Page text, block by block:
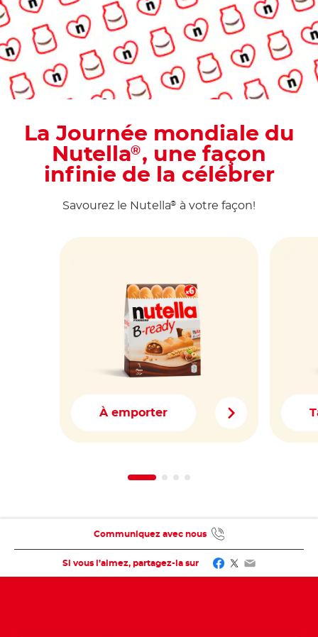
La Journée mondiale du
Nutella®, une façon
infinie de la célébrer
Savourez le Nutella® à votre façon!
À emporter
Si vous l’aimez, partagez-la sur Facebook
Twitter
Email
Communiquez avec nous